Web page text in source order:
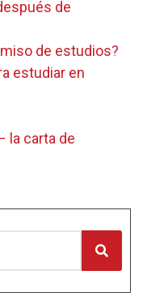
de
de estudios?
estudiar en
la carta de